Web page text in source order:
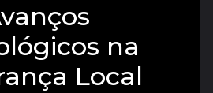
na
Local